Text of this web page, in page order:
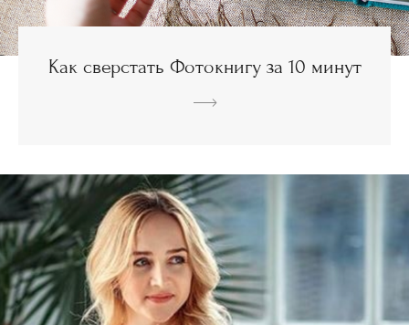
Как сверстать Фотокнигу за 10 минут